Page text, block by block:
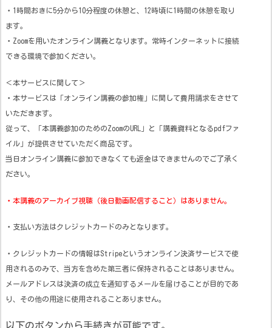
・1時間おきに5分から10分程度の休憩と、12時頃に1時間の休憩を取り
ます。
・Zoomを用いたオンライン講義となります。常時インターネットに接続
できる環境で参加ください。
＜本サービスに関して＞
・本サービスは「オンライン講義の参加権」に関して費用請求をさせて
いただきます。
従って、「本講義参加のためのZoomのURL」と「講義資料となるpdfファ
イル」が提供させていただく商品です。
当日オンライン講義に参加できなくても返金はできませんのでご了承く
ださい。
・本講義のアーカイブ視聴（後日動画配信すること）はありません。
・支払い方法はクレジットカードのみとなります。
・クレジットカードの情報はStripeというオンライン決済サービスで使
用されるのみで、当方を含めた第三者に保持されることはありません。
メールアドレスは決済の成立を通知するメールを届けることが目的であ
り、その他の用途に使用されることありません。
以下のボタンから手続きが可能です。